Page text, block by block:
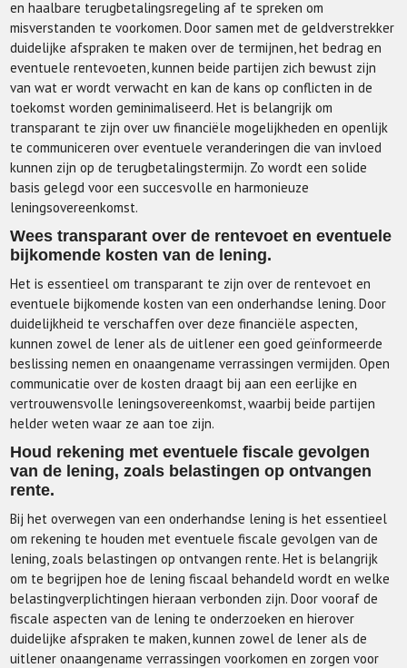
en haalbare terugbetalingsregeling af te spreken om
misverstanden te voorkomen. Door samen met de geldverstrekker
duidelijke afspraken te maken over de termijnen, het bedrag en
eventuele rentevoeten, kunnen beide partijen zich bewust zijn
van wat er wordt verwacht en kan de kans op conflicten in de
toekomst worden geminimaliseerd. Het is belangrijk om
transparant te zijn over uw financiële mogelijkheden en openlijk
te communiceren over eventuele veranderingen die van invloed
kunnen zijn op de terugbetalingstermijn. Zo wordt een solide
basis gelegd voor een succesvolle en harmonieuze
leningsovereenkomst.
Wees transparant over de rentevoet en eventuele
bijkomende kosten van de lening.
Het is essentieel om transparant te zijn over de rentevoet en
eventuele bijkomende kosten van een onderhandse lening. Door
duidelijkheid te verschaffen over deze financiële aspecten,
kunnen zowel de lener als de uitlener een goed geïnformeerde
beslissing nemen en onaangename verrassingen vermijden. Open
communicatie over de kosten draagt bij aan een eerlijke en
vertrouwensvolle leningsovereenkomst, waarbij beide partijen
helder weten waar ze aan toe zijn.
Houd rekening met eventuele fiscale gevolgen
van de lening, zoals belastingen op ontvangen
rente.
Bij het overwegen van een onderhandse lening is het essentieel
om rekening te houden met eventuele fiscale gevolgen van de
lening, zoals belastingen op ontvangen rente. Het is belangrijk
om te begrijpen hoe de lening fiscaal behandeld wordt en welke
belastingverplichtingen hieraan verbonden zijn. Door vooraf de
fiscale aspecten van de lening te onderzoeken en hierover
duidelijke afspraken te maken, kunnen zowel de lener als de
uitlener onaangename verrassingen voorkomen en zorgen voor